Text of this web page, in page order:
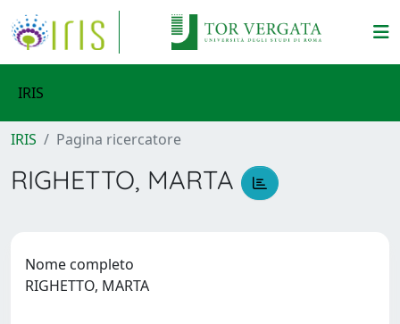
IRIS
IRIS Pagina ricercatore
RIGHETTO, MARTA
Nome completo
RIGHETTO, MARTA